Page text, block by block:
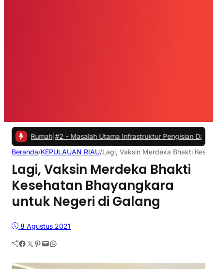
|#2 -Masalah Utama Infrastruktur Pengisian Daya untuk Mobil
Beranda/KEPULAUAN RIAU/Lagi, Vaksin Merdeka Bhakti
Lagi, Vaksin Merdeka Bhakti
Kesehatan Bhayangkara
untuk Negeri di Galang
8 Agustus 2021
Facebook Twitter Pinterest Mail WhatsApp